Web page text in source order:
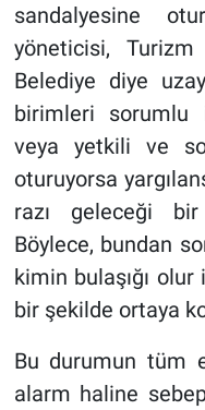
sandalyesine
yöneticisi, Turizm
Belediye diye
birimleri sorumlu
veya yetkili ve
oturuyorsa
razı geleceği
Böylece, bundan
kimin bulaşığı olur
bir şekilde ortaya
Bu durumun tüm
alarm haline